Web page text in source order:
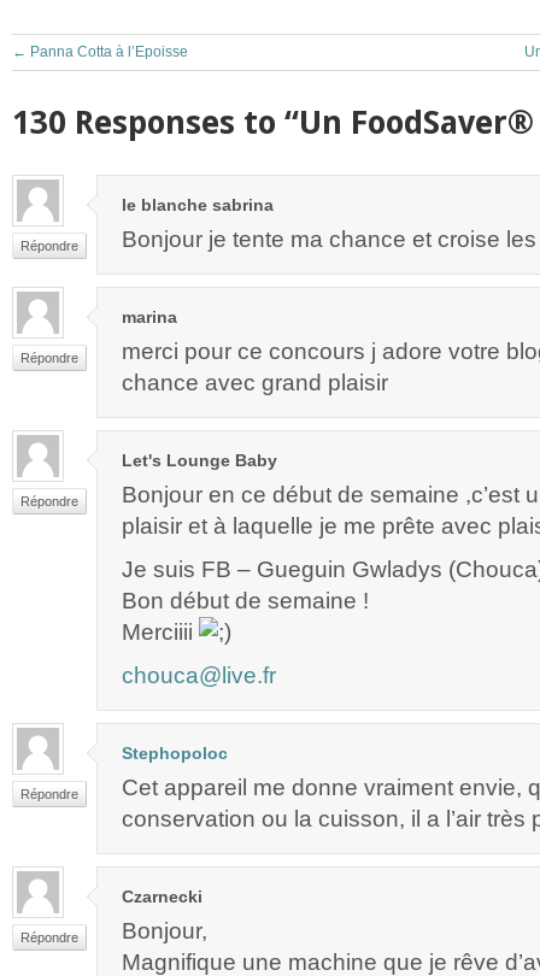
← Panna Cotta à l’Epoisse
130 Responses to “Un
Répondre
le blanche sabrina
Bonjour je tente ma chance et croise
Répondre
marina
merci pour ce concours j adore votre
chance avec grand plaisir
Répondre
Let's Lounge Baby
Bonjour en ce début de semaine ,c’est
plaisir et à laquelle je me prête avec
Je suis FB – Gueguin Gwladys
Bon début de semaine !
Merciiii
chouca@live.fr
Répondre
Stephopoloc
Cet appareil me donne vraiment envie,
conservation ou la cuisson, il a l’air très
Répondre
Czarnecki
Bonjour,
Magnifique une machine que je rêve